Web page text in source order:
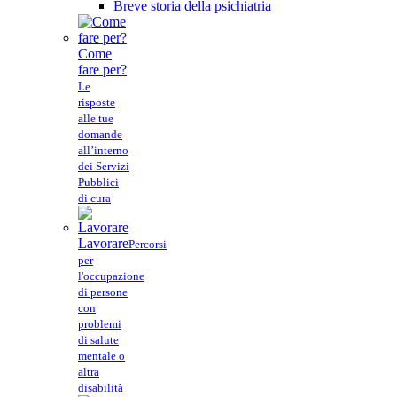
Breve storia della psichiatria
Come
fare per?
Le
risposte
alle tue
domande
all’interno
dei Servizi
Pubblici
di cura
LavorarePercorsi
per
l'occupazione
di persone
con
problemi
di salute
mentale o
altra
disabilità